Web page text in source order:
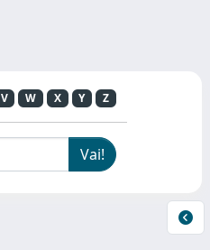
V W X Y Z